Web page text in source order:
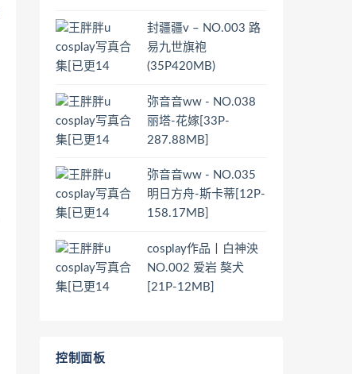
封疆疆v – NO.003 路
易九世旗袍
(35P420MB)
弥音音ww - NO.038
丽塔-花嫁[33P-
287.88MB]
弥音音ww - NO.035
明日方舟-斯卡蒂[12P-
158.17MB]
cosplay作品丨白神泱
NO.002 爱岩 獒犬
[21P-12MB]
控制面板